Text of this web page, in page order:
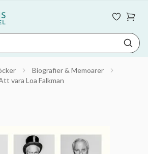
Biografier & Memoarer
vara Loa Falkman